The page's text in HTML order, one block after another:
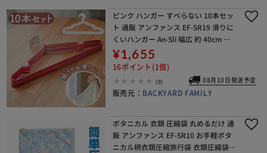
ピンク ハンガー すべらない 10本セッ
ト 通販 アンファンス EF-SR19 滑りに
くいハンガー An-Sli 幅広 約 40cm 物
干しハンガー えもんかけ 大きめ スリ
ム シンプル おしゃれ 洋
¥1,655
16ポイント(1倍)
(0) 08月10日発送予定
販売元： BACKYARD FAMILY
ボタニカル 衣類 圧縮袋 丸めるだけ 通
販 アンファンス EF-SR10 お手軽ボタ
ニカル柄衣類圧縮旅行袋 衣類圧縮袋旅